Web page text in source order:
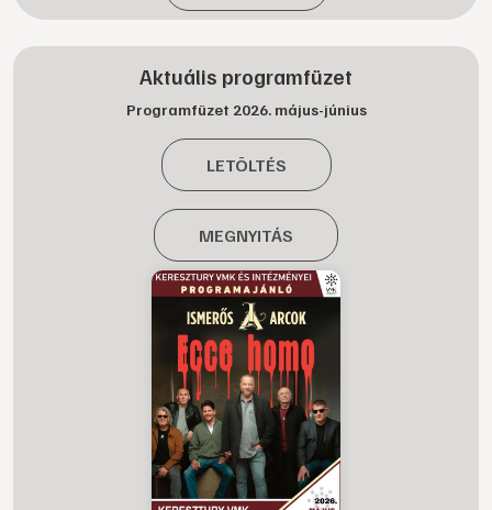
Aktuális programfüzet
Programfüzet 2026. május-június
LETÖLTÉS
MEGNYITÁS